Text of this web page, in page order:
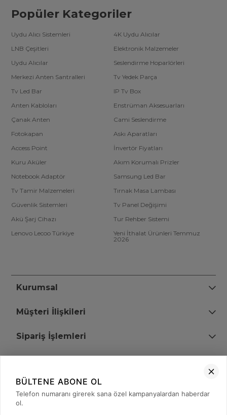
Popüler Kategoriler
Uydu Alıcı Sistemleri
4K Uydu Alıcılar
LNB Çeşitleri
Elektronik Malzemeler
Uydu Alıcılar
Seslendirme Hoparlörleri
Merkezi Anten Santralleri
Tv Yedek Parça
Tv Led Bar
IP Tv Box
Anten Kabloları
Enstrüman Aksesuarları
Çanak Anten
Cami Seslendirme
Fotokapan
Askı Aparatları
Access Point
İnvertör Fiyatları
Kuru Aküler
Akım Korumalı Prizler
Notebook Adaptör
Samsung Led Bar
Tv Tamir Malzemeleri
Tırnak Masa Lambası
Güvenlik Sistemleri
Tv Panel Değişimi
Akü Şarj Cihazı
Tur Rehber Sistemi
Lenovo Lecoo Türkiye
Yeni İthalat Ürünleri Temmuz
2026
Kurumsal
Müşteri İlişkileri
Sipariş İşlemleri
+90 (850) 473 08 08
BÜLTENE ABONE OL
Telefon numaranı girerek sana özel kampanyalardan haberdar
ol.